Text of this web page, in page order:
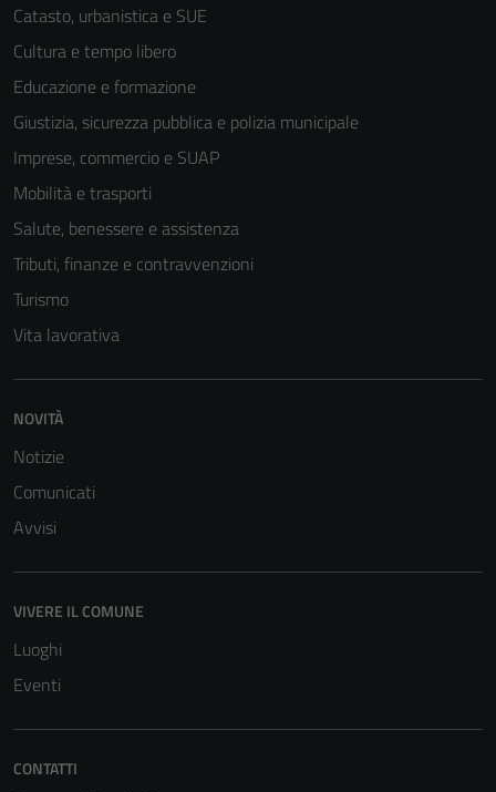
Catasto, urbanistica e SUE
Cultura e tempo libero
Educazione e formazione
Giustizia, sicurezza pubblica e polizia municipale
Imprese, commercio e SUAP
Mobilità e trasporti
Salute, benessere e assistenza
Tributi, finanze e contravvenzioni
Turismo
Vita lavorativa
NOVITÀ
Notizie
Comunicati
Avvisi
VIVERE IL COMUNE
Luoghi
Eventi
CONTATTI